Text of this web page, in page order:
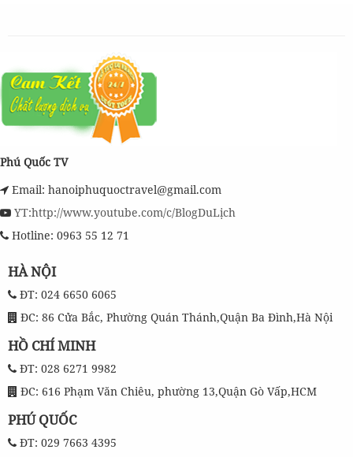
Phú Quốc TV
Email: hanoiphuquoctravel@gmail.com
YT:http://www.youtube.com/c/BlogDuLịch
Hotline: 0963 55 12 71
HÀ NỘI
ĐT: 024 6650 6065
ĐC: 86 Cửa Bắc, Phường Quán Thánh,Quận Ba Đình,Hà Nội
HỒ CHÍ MINH
ĐT: 028 6271 9982
ĐC: 616 Phạm Văn Chiêu, phường 13,Quận Gò Vấp,HCM
PHÚ QUỐC
ĐT: 029 7663 4395